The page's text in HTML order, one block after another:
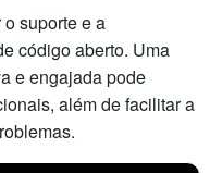
suporte e a
código aberto. Uma
e engajada pode
além de facilitar a